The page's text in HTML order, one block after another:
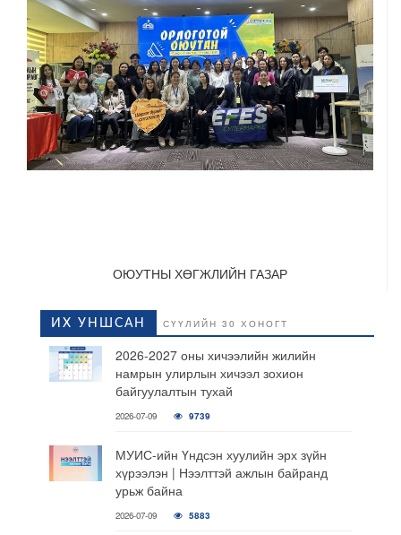
ОЮУТНЫ ХӨГЖЛИЙН ГАЗАР
ИХ УНШСАН СҮҮЛИЙН 30 ХОНОГТ
2026-2027 оны хичээлийн жилийн
намрын улирлын хичээл зохион
байгуулалтын тухай
2026-07-09 9739
МУИС-ийн Үндсэн хуулийн эрх зүйн
хүрээлэн | Нээлттэй ажлын байранд
урьж байна
2026-07-09 5883